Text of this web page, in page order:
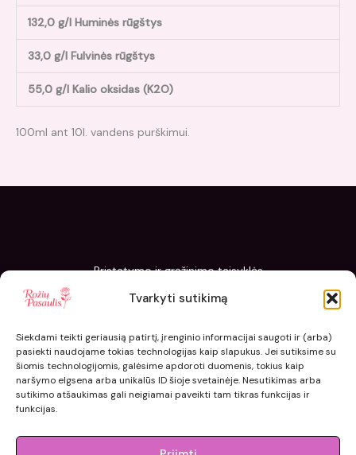
Tvarkyti sutikimą
Siekdami teikti geriausią patirtį, įrenginio informacijai saugoti ir (arba)
pasiekti naudojame tokias technologijas kaip slapukus. Jei sutiksime su
šiomis technologijomis, galėsime apdoroti duomenis, tokius kaip
naršymo elgsena arba unikalūs ID šioje svetainėje. Nesutikimas arba
sutikimo atšaukimas gali neigiamai paveikti tam tikras funkcijas ir
funkcijas.
132,0 g/l Huminės rūgštys
33,0 g/l Fulvinės rūgštys
55,0 g/l Kalio oksidas (K2O)
100ml ant 10l. vandens purškimui.
Pristatymo ir grąžinimo taisyklės
Slapukų politika